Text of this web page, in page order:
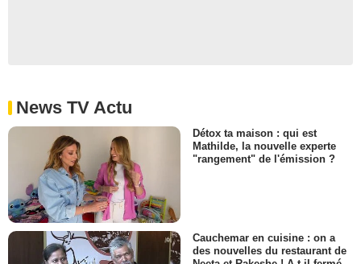
News TV Actu
Détox ta maison : qui est
Mathilde, la nouvelle experte
"rangement" de l'émission ?
Cauchemar en cuisine : on a
des nouvelles du restaurant de